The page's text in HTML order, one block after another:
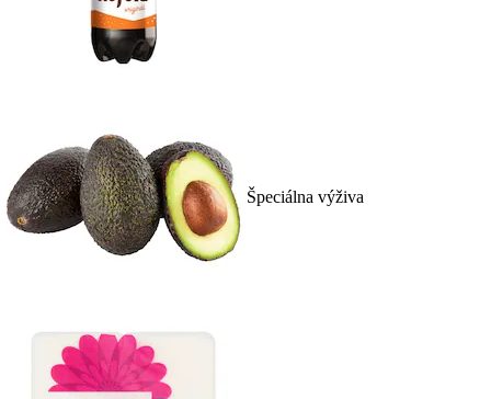
Špeciálna výživa